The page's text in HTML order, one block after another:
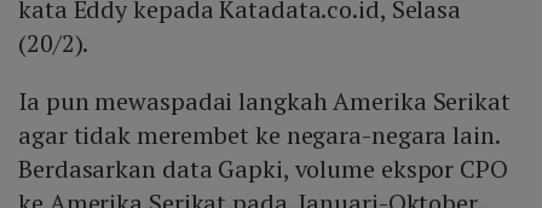
kata Eddy kepada Katadata.co.id, Selasa
(20/2).
Ia pun mewaspadai langkah Amerika Serikat
agar tidak merembet ke negara-negara lain.
Berdasarkan data Gapki, volume ekspor CPO